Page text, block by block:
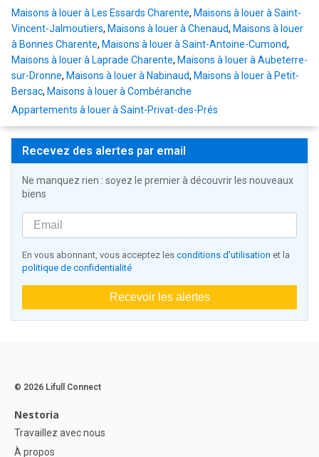
Maisons à louer à Les Essards Charente, Maisons à louer à Saint-
Vincent-Jalmoutiers, Maisons à louer à Chenaud, Maisons à louer
à Bonnes Charente, Maisons à louer à Saint-Antoine-Cumond,
Maisons à louer à Laprade Charente, Maisons à louer à Aubeterre-
sur-Dronne, Maisons à louer à Nabinaud, Maisons à louer à Petit-
Bersac, Maisons à louer à Combéranche
Appartements à louer à Saint-Privat-des-Prés
Recevez des alertes par email
Ne manquez rien : soyez le premier à découvrir les nouveaux
biens
En vous abonnant, vous acceptez les conditions d'utilisation et la
politique de confidentialité
Recevoir les alertes
© 2026 Lifull Connect
Nestoria
Travaillez avec nous
À propos